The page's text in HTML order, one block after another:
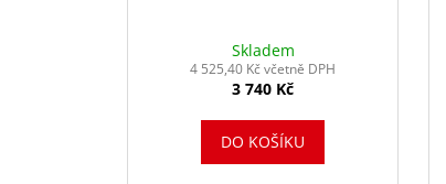
Skladem
4 525,40 Kč včetně DPH
3 740 Kč
DO KOŠÍKU